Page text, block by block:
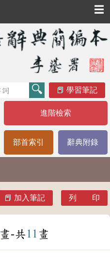
☰
學習筆記
進階檢索
部首索引 辭典附錄
加入筆記 列 印
畫-共 11 畫